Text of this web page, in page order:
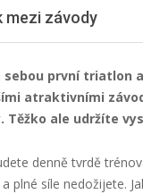
mezi závody
sebou první triatlon
atraktivními
Těžko ale udržíte
denně tvrdě
a plné síle nedožijete.